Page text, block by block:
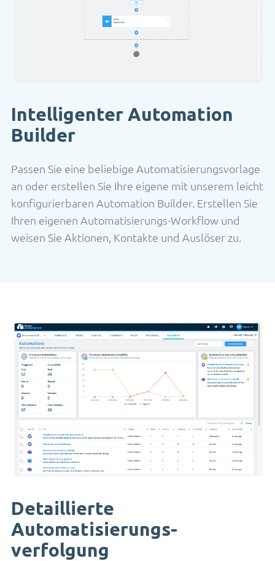
Intelligenter Automation
Builder
Passen Sie eine beliebige Automatisierungsvorlage
an oder erstellen Sie Ihre eigene mit unserem leicht
konfigurierbaren Automation Builder. Erstellen Sie
Ihren eigenen Automatisierungs-Workflow und
weisen Sie Aktionen, Kontakte und Auslöser zu.
Detaillierte
Automatisierungs-
verfolgung